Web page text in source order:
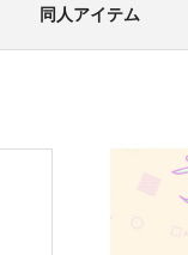
同人アイテム